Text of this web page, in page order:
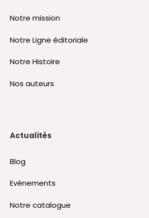
Notre mission
Notre Ligne éditoriale
Notre Histoire
Nos auteurs
Actualités
Blog
Evénements
Notre catalogue